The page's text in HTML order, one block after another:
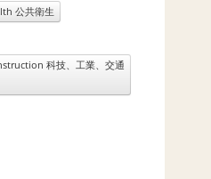
公共衛生
科技、工業、交通